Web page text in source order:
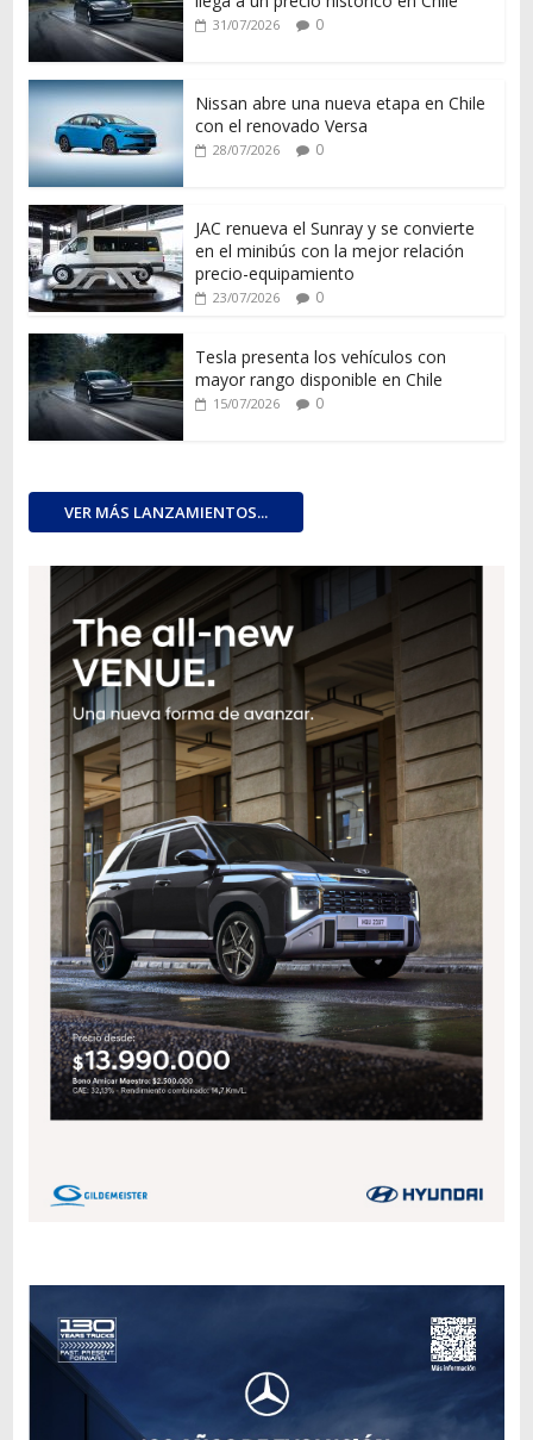
31/07/2026 0
Nissan abre una nueva etapa en Chile
con el renovado Versa
28/07/2026 0
JAC renueva el Sunray y se convierte
en el minibús con la mejor relación
precio-equipamiento
23/07/2026 0
Tesla presenta los vehículos con
mayor rango disponible en Chile
15/07/2026 0
VER MÁS LANZAMIENTOS...